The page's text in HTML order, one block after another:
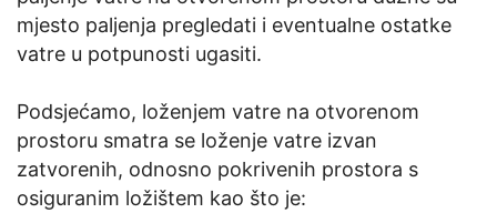
mjesto paljenja pregledati i eventualne ostatke
vatre u potpunosti ugasiti.
Podsjećamo, loženjem vatre na otvorenom
prostoru smatra se loženje vatre izvan
zatvorenih, odnosno pokrivenih prostora s
osiguranim ložištem kao što je: